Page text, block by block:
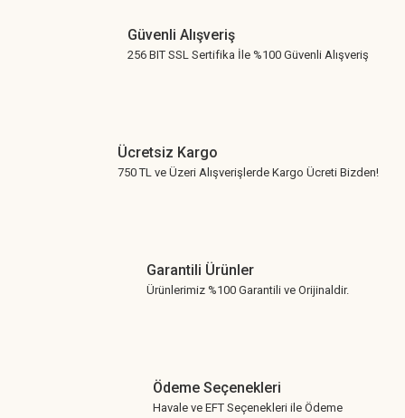
Güvenli Alışveriş
256 BIT SSL Sertifika İle %100 Güvenli Alışveriş
Ücretsiz Kargo
750 TL ve Üzeri Alışverişlerde Kargo Ücreti Bizden!
Garantili Ürünler
Ürünlerimiz %100 Garantili ve Orijinaldir.
Ödeme Seçenekleri
Havale ve EFT Seçenekleri ile Ödeme